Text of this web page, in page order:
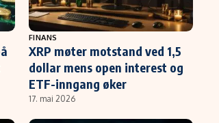
FINANS
XRP møter motstand ved 1,5
dollar mens open interest og
ETF-inngang øker
17. mai 2026